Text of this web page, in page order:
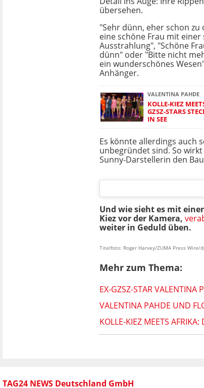
übersehen.
"Sehr dünn, eher schon
eine schöne Frau mit
Ausstrahlung", "Schöne
dünn" oder "Bitte nicht
ein wunderschönes
Anhänger.
VALENTINA PAHDE
KOLLE-KIEZ
GZSZ-STARS
IN SEE
Es könnte allerdings auch
unbegründet sind. So
Sunny-Darstellerin den
Und wie sieht es mit einer
Kiez vor der Kamera,
weiter in Geduld üben.
Titelfoto: Roger Harvey/ZUMA Press Wire/
Mehr zum Thema:
EX-GZSZ-STAR VALENTINA
VALENTINA PAHDE UND
KOLLE-KIEZ MEETS
TAG24 NEWS Deutschland GmbH